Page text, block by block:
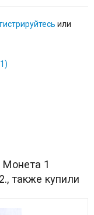
или
Монета 1
также купили